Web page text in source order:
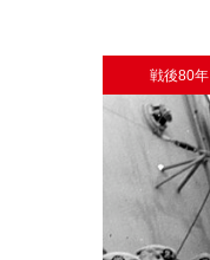
戦後80年